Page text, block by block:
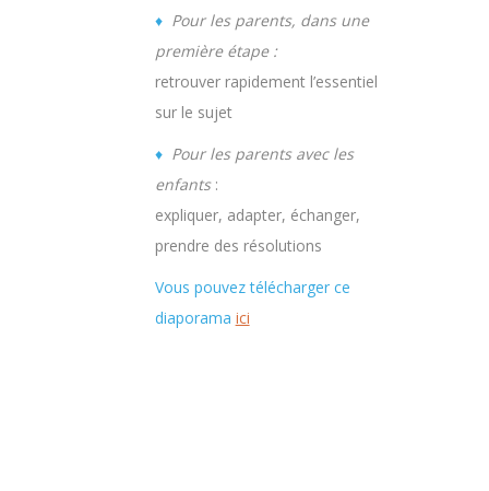
♦ Pour les parents, dans une
première étape :
retrouver rapidement l’essentiel
sur le sujet
♦ Pour les parents avec les
enfants:
expliquer, adapter, échanger,
prendre des résolutions
Vous pouvez télécharger ce
diaporama ici